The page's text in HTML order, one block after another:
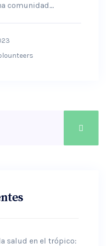
comunidad...
salud en el trópico: